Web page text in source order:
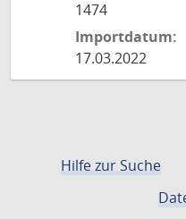
1474
Importdatum:
17.03.2022
Hilfe zur Suche